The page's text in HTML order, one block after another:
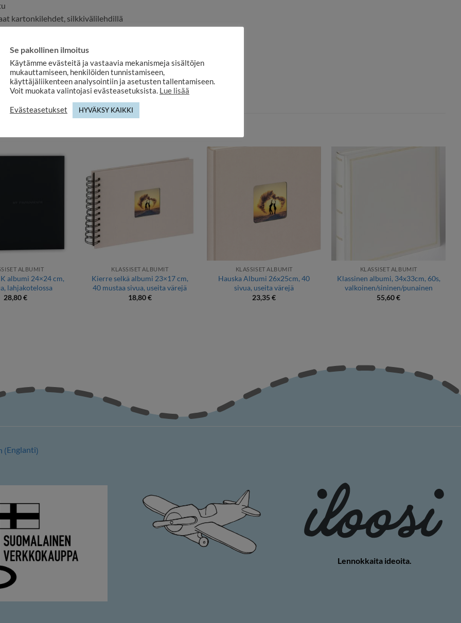
kartonkilehdet, silkkivälilehdillä
taskulla
25x25x3cm
MYÖS
ALBUMIT
albumi 24×24 cm,
lahjakotelossa
28,80€
KLASSISET ALBUMIT
Kierre selkä albumi 23×17 cm,
40 mustaa sivua, useita värejä
18,80€
KLASSISET ALBUMIT
Hauska Albumi 26x25cm, 40
sivua, useita värejä
23,35€
KLASSISET ALBUMIT
Klassinen albumi, 34x33cm, 60s,
valkoinen/sininen/punainen
55,60€
(Englanti)
Lennokkaita ideoita.
Se pakollinen ilmoitus
Käytämme evästeitä ja vastaavia mekanismeja sisältöjen
mukauttamiseen, henkilöiden tunnistamiseen,
käyttäjäliikenteen analysointiin ja asetusten tallentamiseen.
Voit muokata valintojasi evästeasetuksista. Lue lisää
Evästeasetukset HYVÄKSY KAIKKI